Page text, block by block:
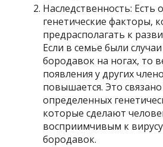
Наследственность: Есть
генетические факторы,
предрасполагать к
Если в семье были
бородавок на ногах, то
появления у других
повышается. Это
определенных
которые сделают
восприимчивым к
бородавок.